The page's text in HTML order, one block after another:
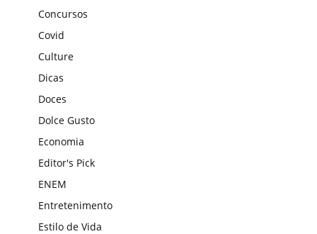
Concursos
Covid
Culture
Dicas
Doces
Dolce Gusto
Economia
Editor's Pick
ENEM
Entretenimento
Estilo de Vida